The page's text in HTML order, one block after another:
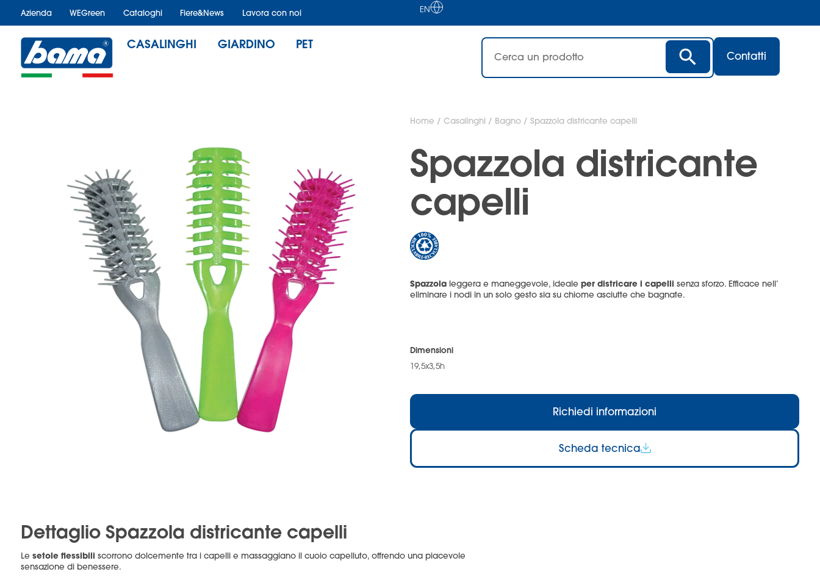
Azienda WEGreen Cataloghi Fiere&News Lavora con noi EN
CASALINGHI GIARDINO PET
Contatti
Home / Casalinghi / Bagno / Spazzola districante capelli
Spazzola districante
capelli
Spazzola leggera e maneggevole, ideale per districare i capelli senza sforzo. Efficace nell’
eliminare i nodi in un solo gesto sia su chiome asciutte che bagnate.
Dimensioni
19,5x3,5h
Richiedi informazioni
Scheda tecnica
Dettaglio Spazzola districante capelli
Le setole flessibili scorrono dolcemente tra i capelli e massaggiano il cuoio capelluto, offrendo una piacevole
sensazione di benessere.